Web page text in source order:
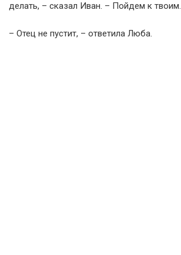
делать, – сказал Иван. – Пойдем к твоим.
– Отец не пустит, – ответила Люба.